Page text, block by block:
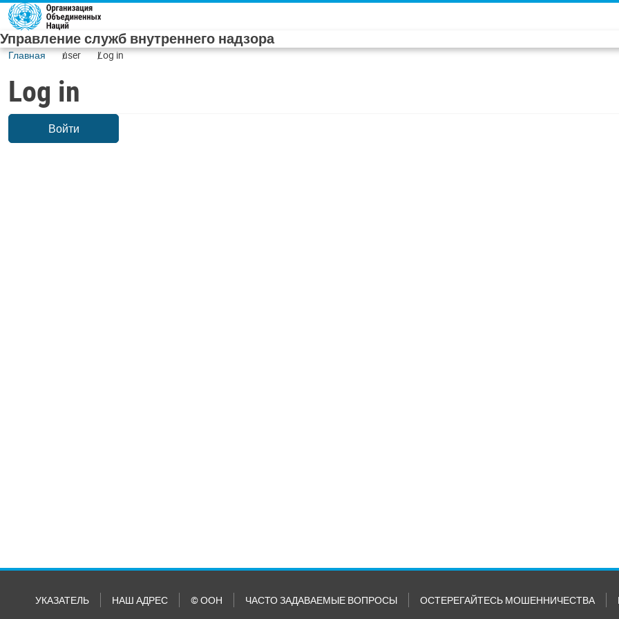
Skip to main content
Управление служб внутреннего надзора
Главная user Log in
Log in
Войти
УКАЗАТЕЛЬ НАШ АДРЕС © ООН ЧАСТО ЗАДАВАЕМЫЕ ВОПРОСЫ ОСТЕРЕГАЙТЕСЬ МОШЕННИЧЕСТВА